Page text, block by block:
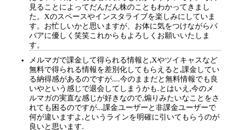
見ることによってだんだん株のこともわかってきまし
た。Xのスペースやインスタライブを楽しみにしていま
す。お忙しいかと思いますが、お体に気をつけながらバ
バアに優しく笑笑これからもよろしくお願いいたしま
す。
メルマガで課金して得られる情報と,Xやツイキャスなど
無料で得られる情報を差別化してもらえると,課金してい
る納得感があるのですが....今のままだと無料情報でも良
いやという感じで退会してしまうかも.とはいえ,今のメ
ルマガの実直な感じが好きなので,煽りみたいなことをさ
れても困るのですが...課金ユーザーと非課金ユーザーで
何が違いますよ,というラインを明確に引いてもらうのが
良いと思います.